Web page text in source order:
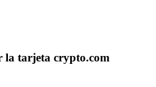
la tarjeta crypto.com